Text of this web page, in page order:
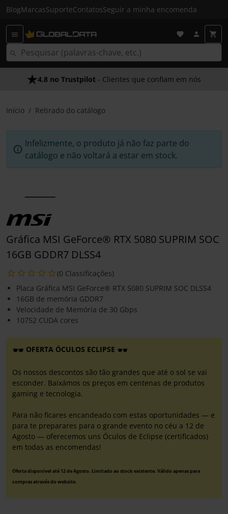
BlogMarcasSuporteContatosSeguir a minha encomenda
4.8 no Trustpilot - Clientes que confiam em nós
Início Retirado do catálogo
Infelizmente, o produto já não faz parte do
catálogo e não voltará a estar em stock.
Gráfica MSI GeForce® RTX 5080 SUPRIM SOC
16GB GDDR7 DLSS4
(0 Classificações)
Placa Gráfica MSI GeForce® RTX 5080 SUPRIM SOC DLSS4
16GB de memória GDDR7
Velocidade de Memória de 30 Gbps
10752 CUDA cores
OFERTA ÓCULOS ECLIPSE
Os nossos descontos são tão grandes que até o sol se vai
esconder. Baixámos os preços em centenas de produtos
gaming e tecnologia.
Para não ficares encandeado com estas oportunidades — e
para te preparares para o grande evento no céu a 12 de
Agosto — oferecemos uns Óculos de Eclipse (certificados)
em todas as encomendas!
Oferta disponível até 12 de Agosto. Limitado ao stock existente. Válido apenas para
compras através do website.